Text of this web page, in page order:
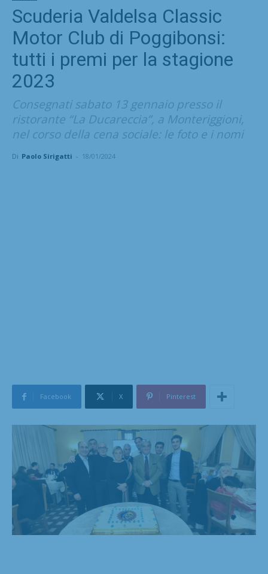
Scuderia Valdelsa Classic
Motor Club di Poggibonsi:
tutti i premi per la stagione
2023
Consegnati sabato 13 gennaio presso il
ristorante “La Ducareccia”, a Monteriggioni,
nel corso della cena sociale: le foto e i nomi
Di Paolo Sirigatti - 18/01/2024
Facebook X Pinterest